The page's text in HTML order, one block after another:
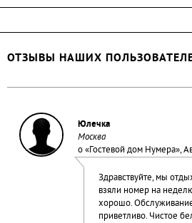
ОТЗЫВЫ НАШИХ
Юлечка
Москва
о «Гостевой дом Нумера»,
Здравствуйте, мы
взяли номер на
хорошо.
приветливо. Чистое